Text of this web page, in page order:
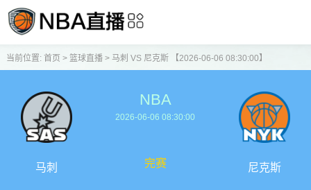
当前位置: 首页 > 篮球直播> 马刺 VS 尼克斯 【2026-06-06 08:30:00】
马刺
NBA
2026-06-06 08:30:00
完赛 尼克斯